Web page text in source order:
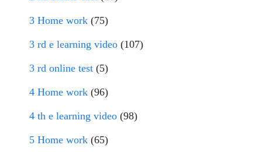
3 Home work (75)
3 rd e learning video (107)
3 rd online test (5)
4 Home work (96)
4 th e learning video (98)
5 Home work (65)